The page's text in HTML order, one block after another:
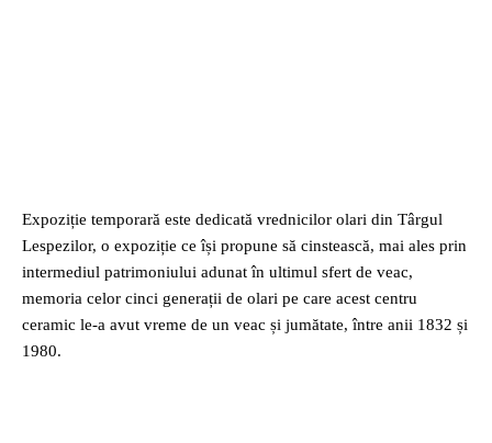
Expoziție temporară este dedicată vrednicilor olari din Târgul
Lespezilor, o expoziție ce își propune să cinstească, mai ales prin
intermediul patrimoniului adunat în ultimul sfert de veac,
memoria celor cinci generații de olari pe care acest centru
ceramic le-a avut vreme de un veac și jumătate, între anii 1832 și
1980.